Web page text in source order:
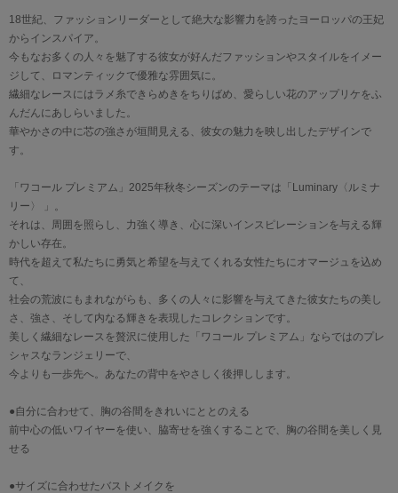
18世紀、ファッションリーダーとして絶大な影響力を誇ったヨーロッパの王妃
からインスパイア。
今もなお多くの人々を魅了する彼女が好んだファッションやスタイルをイメー
ジして、ロマンティックで優雅な雰囲気に。
繊細なレースにはラメ糸できらめきをちりばめ、愛らしい花のアップリケをふ
んだんにあしらいました。
華やかさの中に芯の強さが垣間見える、彼女の魅力を映し出したデザインで
す。
「ワコール プレミアム」2025年秋冬シーズンのテーマは「Luminary〈ルミナ
リー〉 」。
それは、周囲を照らし、力強く導き、心に深いインスピレーションを与える輝
かしい存在。
時代を超えて私たちに勇気と希望を与えてくれる女性たちにオマージュを込め
て、
社会の荒波にもまれながらも、多くの人々に影響を与えてきた彼女たちの美し
さ、強さ、そして内なる輝きを表現したコレクションです。
美しく繊細なレースを贅沢に使用した「ワコール プレミアム」ならではのプレ
シャスなランジェリーで、
今よりも一歩先へ。あなたの背中をやさしく後押しします。
●自分に合わせて、胸の谷間をきれいにととのえる
前中心の低いワイヤーを使い、脇寄せを強くすることで、胸の谷間を美しく見
せる
●サイズに合わせたバストメイクを